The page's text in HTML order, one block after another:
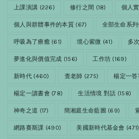
上課演講 (226) 修行之間 (18) 個人
個人與群體事件的本質 (67) 全部生命系
呼吸為了療癒 (61) 境心紫微 (41) 多
夢進化與價值完成 (156) 工作坊 (169)
新時代(460) 查老師 (275) 楊定一答
楊定一讀書會 (78) 生活情境 對話 (158)
神奇之道 (17) 簡湘庭生命藍圖 (69)
網路賽斯課 (490) 美國新時代基金會 (471)